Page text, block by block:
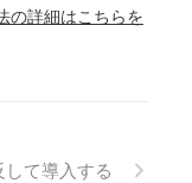
の詳細はこちらを
て導入する